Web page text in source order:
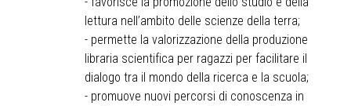
lettura nell’ambito delle scienze della terra;
- permette la valorizzazione della produzione
libraria scientifica per ragazzi per facilitare il
dialogo tra il mondo della ricerca e la scuola;
- promuove nuovi percorsi di conoscenza in